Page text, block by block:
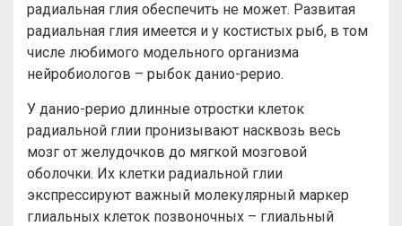
радиальная глия обеспечить не может. Развитая
радиальная глия имеется и у костистых рыб, в том
числе любимого модельного организма
нейробиологов – рыбок данио-рерио.
У данио-рерио длинные отростки клеток
радиальной глии пронизывают насквозь весь
мозг от желудочков до мягкой мозговой
оболочки. Их клетки радиальной глии
экспрессируют важный молекулярный маркер
глиальных клеток позвоночных – глиальный